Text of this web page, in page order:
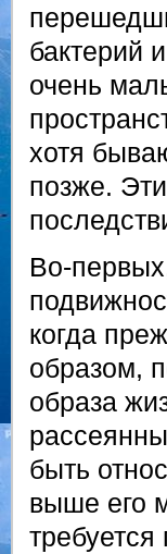
бактерий
очень
хотя
позже.
Во-
когда
образом,
образа
быть
выше его